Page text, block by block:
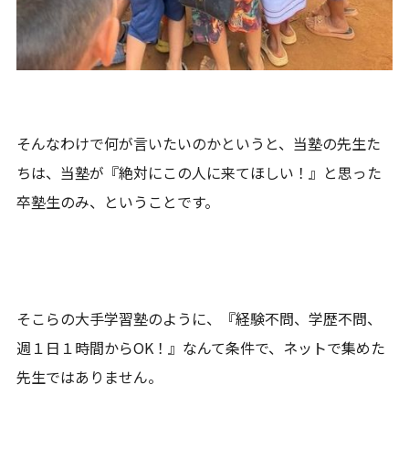
そんなわけで何が言いたいのかというと、当塾の先生た
ちは、当塾が『絶対にこの人に来てほしい！』と思った
卒塾生のみ、ということです。
そこらの大手学習塾のように、『経験不問、学歴不問、
週１日１時間からOK！』なんて条件で、ネットで集めた
先生ではありません。